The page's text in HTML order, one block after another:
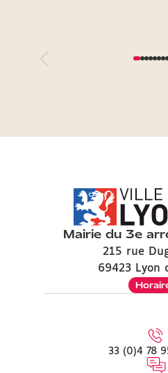
Mairie du 3e
215 rue
69423 Lyon
33 (0)4 78